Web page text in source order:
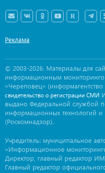
Реклама
© 2003-2026. Материалы для
информационным
«Череповец»
свидетельство о регистрации СМИ
выдано Федеральной службой
информационных технологий и
(Роскомнадзор).
Учредитель: муниципальное
«Информационное
Директор, главный редактор
Главный редактор